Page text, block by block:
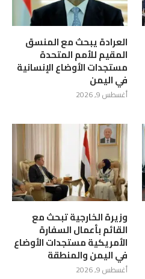
العرادة يبحث مع المنسق
المقيم للأمم المتحدة
مستجدات الأوضاع الإنسانية
في اليمن
أغسطس 9, 2026
وزيرة الخارجية تبحث مع
القائم بأعمال السفارة
الأمريكية مستجدات الأوضاع
في اليمن والمنطقة
أغسطس 9, 2026